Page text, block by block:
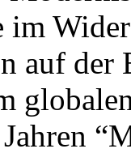
im
auf